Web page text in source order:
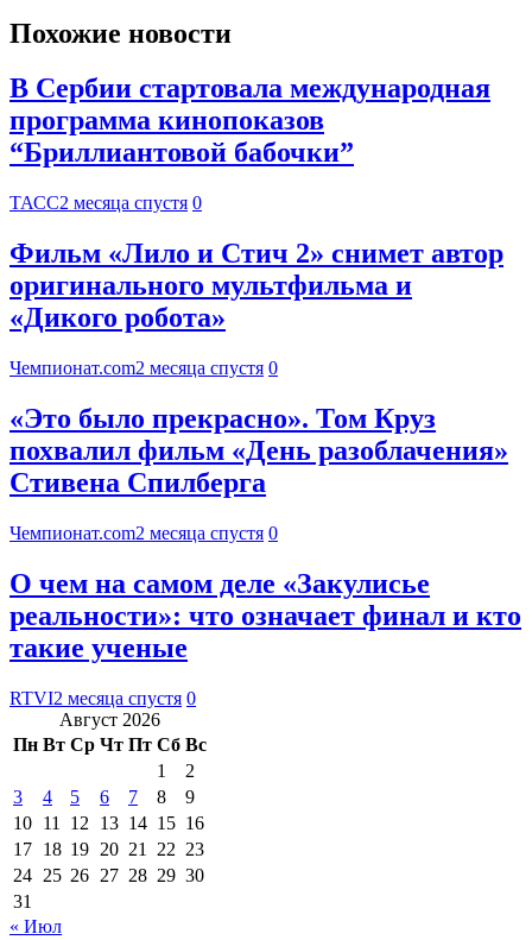
Похожие новости
В Сербии стартовала международная
программа кинопоказов
“Бриллиантовой бабочки”
ТАСС2 месяца спустя 0
Фильм «Лило и Стич 2» снимет автор
оригинального мультфильма и
«Дикого робота»
Чемпионат.com2 месяца спустя 0
«Это было прекрасно». Том Круз
похвалил фильм «День разоблачения»
Стивена Спилберга
Чемпионат.com2 месяца спустя 0
О чем на самом деле «Закулисье
реальности»: что означает финал и кто
такие ученые
RTVI2 месяца спустя 0
Август 2026
Пн Вт Ср Чт Пт Сб Вс
1
2
3
4 5 6 7 8
9
10 11 12 13 14 15 16
17 18 19 20 21 22 23
24 25 26 27 28 29 30
31
« Июл